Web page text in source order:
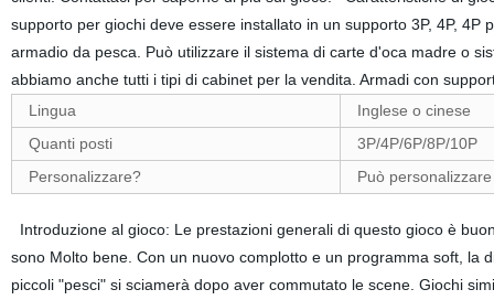
supporto per giochi deve essere installato in un supporto 3P, 4P,
armadio da pesca. Può utilizzare il sistema di carte d'oca madre o
abbiamo anche tutti i tipi di cabinet per la vendita. Armadi con
Lingua
Inglese o cinese
Quanti posti
3P/4P/6P/8P/10P
Personalizzare?
Può
Introduzione al gioco: Le prestazioni generali di questo gioco è
sono Molto bene. Con un nuovo complotto e un programma soft, la
piccoli "pesci" si sciamerà dopo aver commutato le scene. Giochi